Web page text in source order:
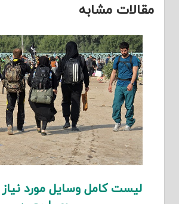
مقالات مشابه
لیست کامل وسایل مورد نیاز